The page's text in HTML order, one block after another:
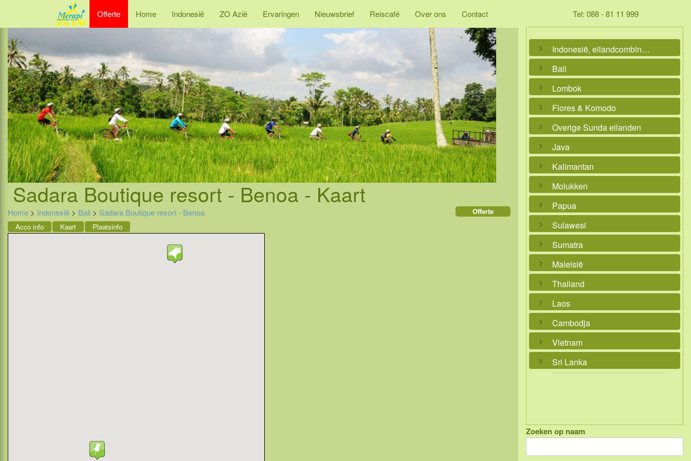
Offerte Home Indonesië ZO Azië Ervaringen Nieuwsbrief Reiscafé Over ons Contact Tel: 088 - 81 11 999
Sadara Boutique resort - Benoa - Kaart
Home > Indonesië > Bali > Sadara Boutique resort - Benoa
Offerte
Acco info
Kaart Plaatsinfo
Indonesië, eilandcombinaties
Bali
Lombok
Flores & Komodo
Overige Sunda eilanden
Java
Kalimantan
Molukken
Papua
Sulawesi
Sumatra
Maleisië
Thailand
Laos
Cambodja
Vietnam
Sri Lanka
Zoeken op naam